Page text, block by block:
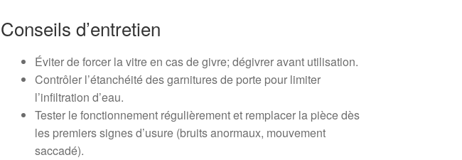
Conseils d’entretien
Éviter de forcer la vitre en cas de givre; dégivrer avant utilisation.
Contrôler l’étanchéité des garnitures de porte pour limiter
l’infiltration d’eau.
Tester le fonctionnement régulièrement et remplacer la pièce dès
les premiers signes d’usure (bruits anormaux, mouvement
saccadé).